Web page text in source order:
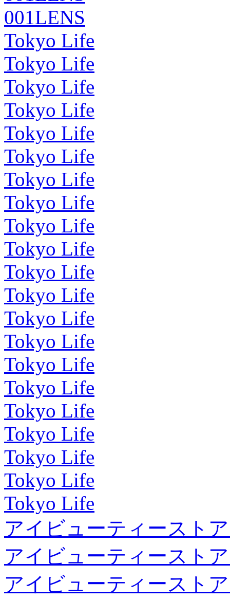
001LENS
Tokyo Life
Tokyo Life
Tokyo Life
Tokyo Life
Tokyo Life
Tokyo Life
Tokyo Life
Tokyo Life
Tokyo Life
Tokyo Life
Tokyo Life
Tokyo Life
Tokyo Life
Tokyo Life
Tokyo Life
Tokyo Life
Tokyo Life
Tokyo Life
Tokyo Life
Tokyo Life
Tokyo Life
アイビューティースト
アイビューティースト
アイビューティースト